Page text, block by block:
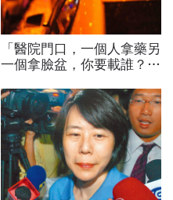
「醫院門口，一個人拿藥另
一個拿臉盆，你要載誰？」
13年的MBA課